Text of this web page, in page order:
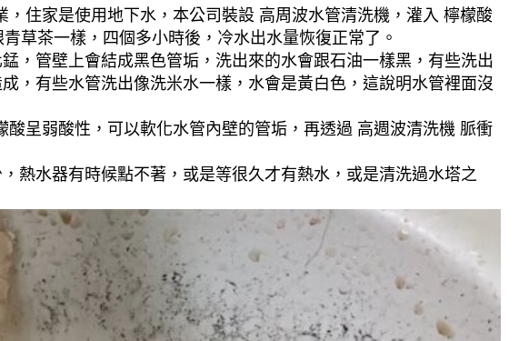
住家是使用地下水，本公司裝設 高周波水管清洗機，灌入 檸檬酸
草茶一樣，四個多小時後，冷水出水量恢復正常了。
，管壁上會結成黑色管垢，洗出來的水會跟石油一樣黑，有些洗出
，有些水管洗出像洗米水一樣，水會是黃白色，這說明水管裡面沒
呈弱酸性，可以軟化水管內壁的管垢，再透過 高週波清洗機 脈衝
熱水器有時候點不著，或是等很久才有熱水，或是清洗過水塔之